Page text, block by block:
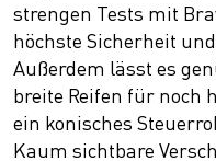
strengen Tests mit
höchste Sicherheit
Außerdem lässt es
breite Reifen für noch
ein konisches
Kaum sichtbare